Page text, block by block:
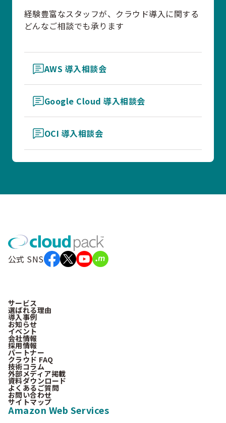
経験豊富なスタッフが、クラウド導入に関する
どんなご相談でも承ります
AWS 導入相談会
Google Cloud 導入相談会
OCI 導入相談会
公式 SNS
サービス
選ばれる理由
導入事例
お知らせ
イベント
会社情報
採用情報
パートナー
クラウド FAQ
技術コラム
外部メディア掲載
資料ダウンロード
よくあるご質問
お問い合わせ
サイトマップ
Amazon Web Services